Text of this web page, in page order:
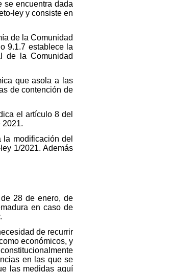
se encuentra dada
ley y consiste en
de la Comunidad
9.1.7 establece la
de la Comunidad
que asola a las
de contención de
el artículo 8 del
2021.
modificación del
1/2021. Además
28 de enero, de
en caso de
de recurrir
económicos, y
en las que se
las medidas aquí